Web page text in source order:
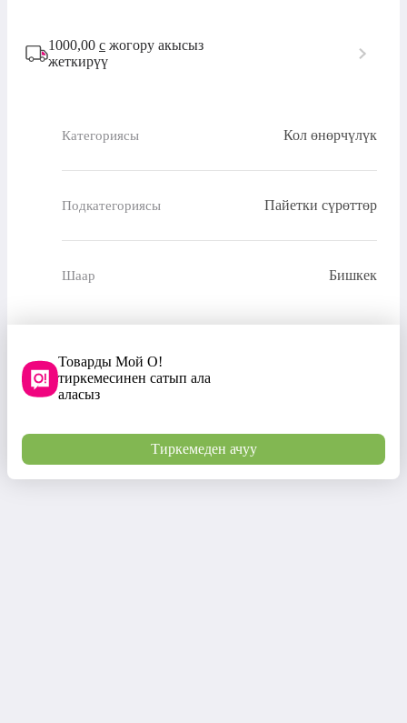
1000,00 с жогору акысыз
жеткирүү
Категориясы Кол өнөрчүлүк
Подкатегориясы Пайетки сүрөттөр
Шаар Бишкек
Товарды Мой О!
тиркемесинен сатып ала
аласыз
Тиркемеден ачуу